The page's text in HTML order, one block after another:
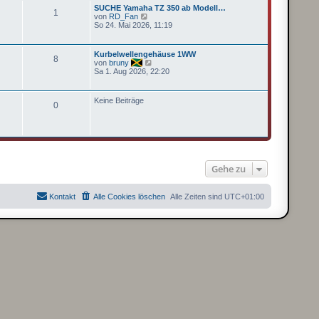
r
g
t
e
r
B
i
t
a
1
SUCHE Yamaha TZ 350 ab Modell…
von RD_Fan
e
s
t
e
r
e
g
So 24. Mai 2026, 11:19
8
Kurbelwellengehäuse 1WW
von bruny
e
e
Sa 1. Aug 2026, 22:20
0 Keine Beiträge
Gehe zu
Alle Zeiten sind UTC+01:00
Alle Cookies löschen
Kontakt